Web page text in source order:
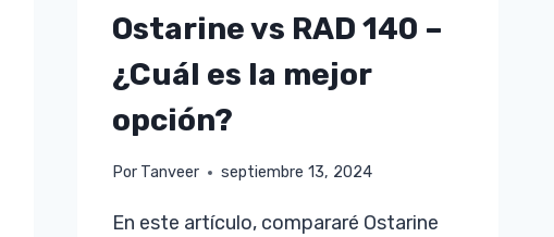
Ostarine vs RAD 140 –
¿Cuál es la mejor
opción?
Por Tanveer septiembre 13, 2024
En este artículo, compararé Ostarine